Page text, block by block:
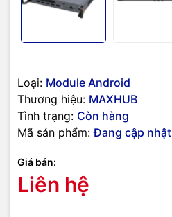
Loại: Module Android
Thương hiệu: MAXHUB
Tình trạng: Còn hàng
Mã sản phẩm: Đang cập nhật
Giá bán:
Liên hệ